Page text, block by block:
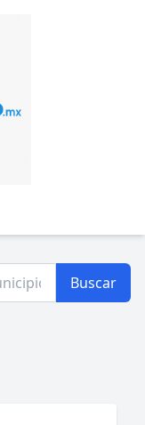
Buscar